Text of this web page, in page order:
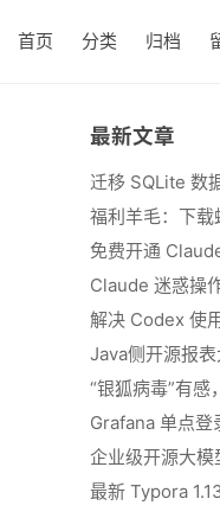
首页 分类 归档
最新文章
迁移 SQLite 数
福利羊毛：下载
免费开通
Claude 迷惑操
Grafana 单点登
企业级开源大
最新 Typora